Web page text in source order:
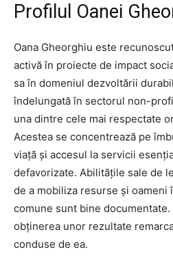
Profilul Oanei
Oana Gheorghiu este
activă în proiecte de impact
sa în domeniul dezvoltării
îndelungată în sectorul non-
una dintre cele mai respectate
Acestea se concentrează pe
viață și accesul la servicii
defavorizate. Abilitățile sale de
de a mobiliza resurse și oameni
comune sunt bine
obținerea unor rezultate
conduse de ea.